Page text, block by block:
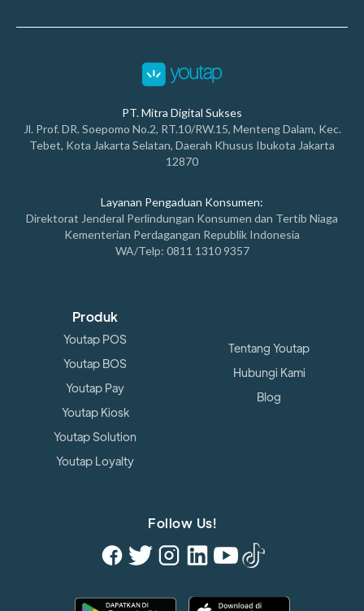
PT. Mitra Digital Sukses
Jl. Prof. DR. Soepomo No.2, RT.10/RW.15, Menteng Dalam, Kec.
Tebet, Kota Jakarta Selatan, Daerah Khusus Ibukota Jakarta
12870
Layanan Pengaduan Konsumen:
Direktorat Jenderal Perlindungan Konsumen dan Tertib Niaga
Kementerian Perdagangan Republik Indonesia
WA/Telp: 0811 1310 9357
Produk
Youtap POS
Youtap BOS
Youtap Pay
Youtap Kiosk
Youtap Solution
Youtap Loyalty
Tentang Youtap
Hubungi Kami
Blog
Follow Us!